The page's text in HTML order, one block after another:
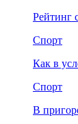
Рейтинг
Спорт
Как в
Спорт
В